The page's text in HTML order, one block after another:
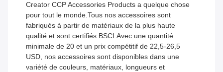
Creator CCP Accessories Products a quelque chose
pour tout le monde.Tous nos accessoires sont
fabriqués à partir de matériaux de la plus haute
qualité et sont certifiés BSCI.Avec une quantité
minimale de 20 et un prix compétitif de 22,5-26,5
USD, nos accessoires sont disponibles dans une
variété de couleurs, matériaux, longueurs et